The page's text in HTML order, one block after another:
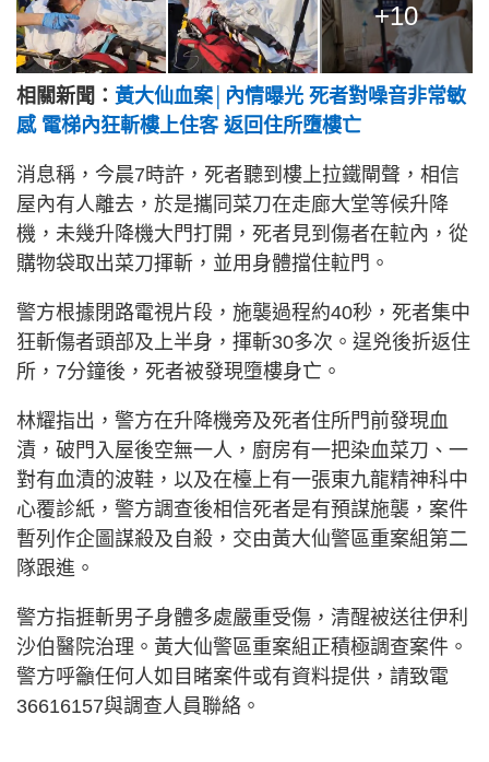
+10
相關新聞： 黃大仙血案│內情曝光 死者對噪音非常敏
感 電梯內狂斬樓上住客 返回住所墮樓亡
消息稱，今晨7時許，死者聽到樓上拉鐵閘聲，相信
屋內有人離去，於是攜同菜刀在走廊大堂等候升降
機，未幾升降機大門打開，死者見到傷者在𨋢內，從
購物袋取出菜刀揮斬，並用身體擋住𨋢門。
警方根據閉路電視片段，施襲過程約40秒，死者集中
狂斬傷者頭部及上半身，揮斬30多次。逞兇後折返住
所，7分鐘後，死者被發現墮樓身亡。
林耀指出，警方在升降機旁及死者住所門前發現血
漬，破門入屋後空無一人，廚房有一把染血菜刀、一
對有血漬的波鞋，以及在檯上有一張東九龍精神科中
心覆診紙，警方調查後相信死者是有預謀施襲，案件
暫列作企圖謀殺及自殺，交由黃大仙警區重案組第二
隊跟進。
警方指捱斬男子身體多處嚴重受傷，清醒被送往伊利
沙伯醫院治理。黃大仙警區重案組正積極調查案件。
警方呼籲任何人如目睹案件或有資料提供，請致電
36616157與調查人員聯絡。